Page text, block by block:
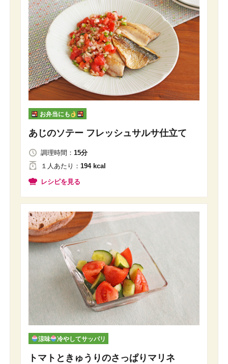
お弁当にも
あじのソテー フレッシュサルサ仕立て
調理時間： 15分
１人あたり ： 194 kcal
レシピを見る
涼味 冷やしてサッパリ
トマトときゅうりのさっぱりマリネ